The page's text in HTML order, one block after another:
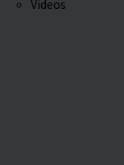
Videos